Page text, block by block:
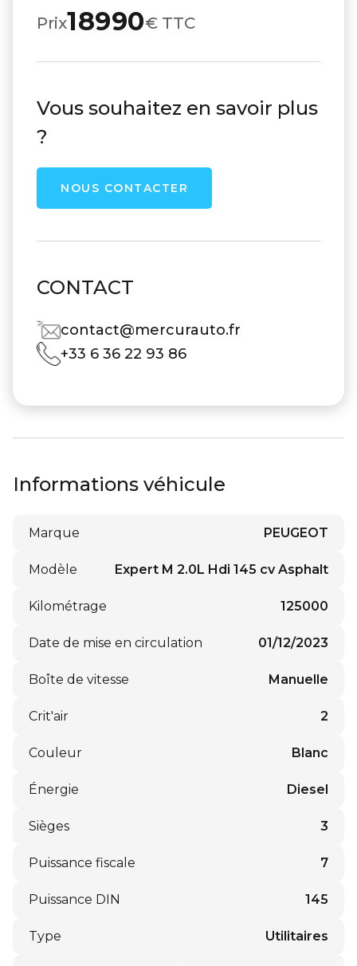
Prix18990€ TTC
Vous souhaitez en savoir plus
?
NOUS CONTACTER
CONTACT
contact@mercurauto.fr
+33 6 36 22 93 86
Informations véhicule
Marque PEUGEOT
Modèle Expert M 2.0L Hdi 145 cv Asphalt
Kilométrage 125000
Date de mise en circulation 01/12/2023
Boîte de vitesse Manuelle
Crit'air 2
Couleur Blanc
Énergie Diesel
Sièges 3
Puissance fiscale 7
Puissance DIN 145
Type Utilitaires